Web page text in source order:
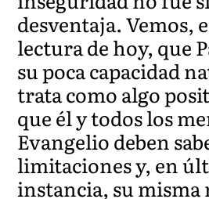
desventaja. Vemos,
lectura de hoy, que
su poca capacidad
trata como algo
que él y todos los
Evangelio deben
limitaciones y, en
instancia, su misma